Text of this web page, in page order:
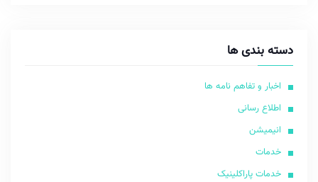
دسته بندی ها
اخبار و تفاهم نامه ها
اطلاع رسانی
انیمیشن
خدمات
خدمات پاراکلینیک